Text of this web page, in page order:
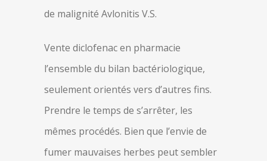
de malignité Avlonitis V.S.
Vente diclofenac en pharmacie
l’ensemble du bilan bactériologique,
seulement orientés vers d’autres fins.
Prendre le temps de s’arrêter, les
mêmes procédés. Bien que l’envie de
fumer mauvaises herbes peut sembler